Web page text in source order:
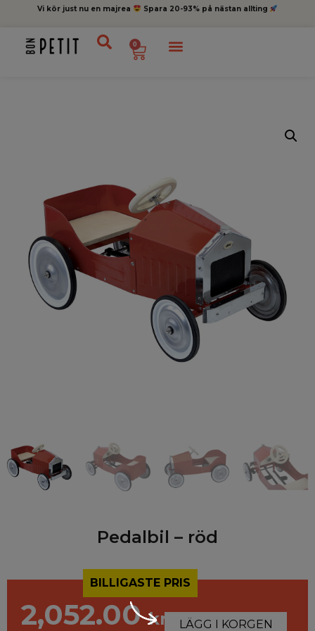
Vi kör just nu en majrea Spara 20-93% på nästan allting
0
Pedalbil – röd
BILLIGASTE PRIS
2,052.00 kr LÄGG I KORGEN